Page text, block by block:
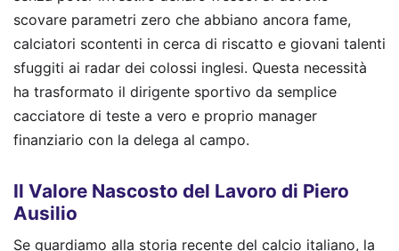
scovare parametri zero che abbiano ancora fame,
calciatori scontenti in cerca di riscatto e giovani talenti
sfuggiti ai radar dei colossi inglesi. Questa necessità
ha trasformato il dirigente sportivo da semplice
cacciatore di teste a vero e proprio manager
finanziario con la delega al campo.
Il Valore Nascosto del Lavoro di Piero
Ausilio
Se guardiamo alla storia recente del calcio italiano, la